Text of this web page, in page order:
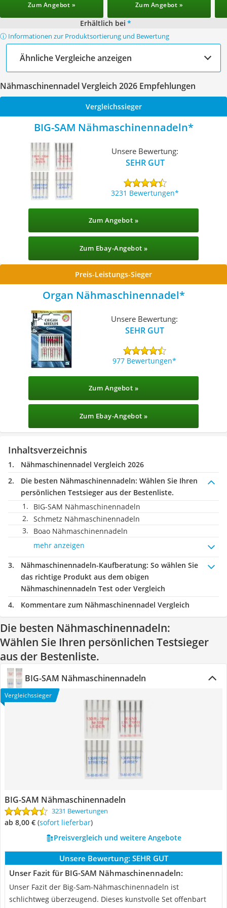
Zum Angebot » Zum Angebot »
Erhältlich bei *
ⓘ Informationen zur Produktsortierung und Bewertung
Ähnliche Vergleiche anzeigen
Nähmaschinennadel Vergleich 2026 Empfehlungen
Vergleichssieger
BIG-SAM Nähmaschinennadeln
Unsere Bewertung:
SEHR GUT
3231 Bewertungen
Zum Angebot »
Zum Ebay-Angebot »
Preis-Leistungs-Sieger
Organ Nähmaschinennadel
Unsere Bewertung:
SEHR GUT
977 Bewertungen
Zum Angebot »
Zum Ebay-Angebot »
Inhaltsverzeichnis
Nähmaschinennadel Vergleich 2026
Die besten Nähmaschinennadeln: Wählen Sie Ihren
persönlichen Testsieger aus der Bestenliste.
BIG-SAM Nähmaschinennadeln
Schmetz Nähmaschinennadeln
Boao Nähmaschinennadeln
mehr anzeigen
Nähmaschinennadeln-Kaufberatung: So wählen Sie
das richtige Produkt aus dem obigen
Nähmaschinennadeln Test oder Vergleich
Kommentare zum Nähmaschinennadel Vergleich
Die besten Nähmaschinennadeln:
Wählen Sie Ihren persönlichen Testsieger
aus der Bestenliste.
BIG-SAM Nähmaschinennadeln
Vergleichssieger
BIG-SAM Nähmaschinennadeln
3231 Bewertungen
ab 8,00 € ( Sofort lieferbar)
Preisvergleich und weitere Angebote
Unsere Bewertung: SEHR GUT
Unser Fazit für BIG-SAM Nähmaschinennadeln:
Unser Fazit der Big-Sam-Nähmaschinennadeln ist
schlichtweg überzeugend. Dieses kunstvolle Set offenbart